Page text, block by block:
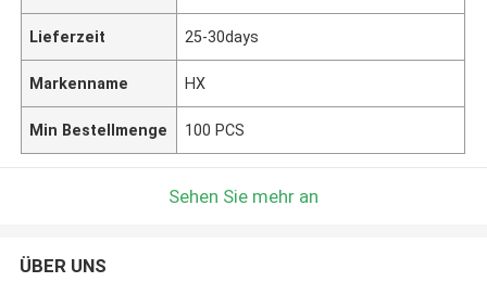
Lieferzeit 25-30days
Markenname HX
Min Bestellmenge 100 PCS
Sehen Sie mehr an
ÜBER UNS